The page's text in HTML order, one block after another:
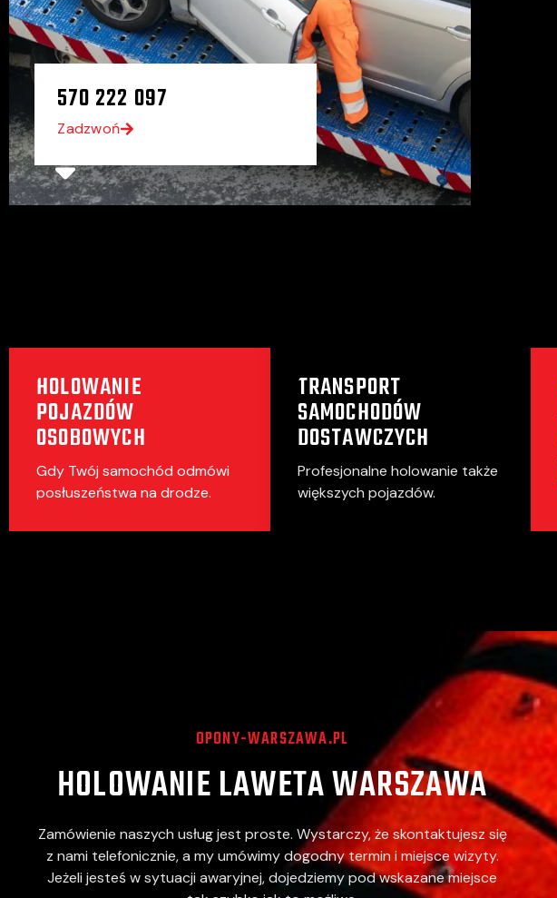
570 222 097
Zadzwoń
HOLOWANIE
POJAZDÓW
OSOBOWYCH
Gdy Twój samochód odmówi
posłuszeństwa na drodze.
TRANSPORT
SAMOCHODÓW
DOSTAWCZYCH
Profesjonalne holowanie także
większych pojazdów.
OPONY-WARSZAWA.PL
HOLOWANIE LAWETA WARSZAWA
Zamówienie naszych usług jest proste. Wystarczy, że skontaktujesz się
z nami telefonicznie, a my umówimy dogodny termin i miejsce wizyty.
Jeżeli jesteś w sytuacji awaryjnej, dojedziemy pod wskazane miejsce